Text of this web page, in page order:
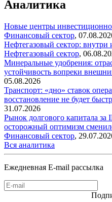
Аналитика
Новые центры
Финансовый сектор,
Нефтегазовый сектор: внутри
Нефтегазовый сектор,
Минеральные удобрения:
устойчивость вопреки
05.08.2026
Транспорт: «дно» ставок
восстановление не будет
31.07.2026
Рынок долгового капитала за
осторожный оптимизм
Финансовый сектор,
Вся аналитика
Ежедневная E-mail рассылка